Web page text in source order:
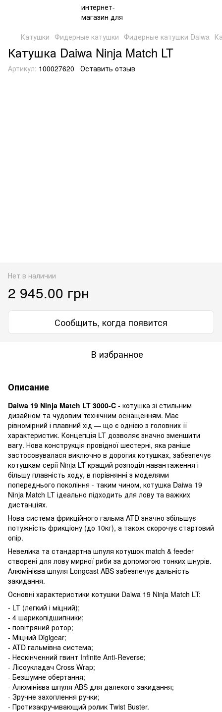
Катушки Фидерные катушки Фидерные катушки Daiwa
Катушка Daiwa Ninja Match LT
Артикул: 100027620 Оставить отзыв
Нет в наличии
2 945.00 грн
Сообщить, когда появится
В избранное
Описание
Daiwa 19 Ninja Match LT 3000-C - котушка зі стильним
дизайном та чудовим технічним оснащенням. Має
рівномірний і плавний хід — що є однією з головних її
характеристик. Концепція LT дозволяє значно зменшити
вагу. Нова конструкція провідної шестерні, яка раніше
застосовувалася виключно в дорогих котушках, забезпечує
котушкам серії Ninja LT кращий розподіл навантаження і
більшу плавність ходу, в порівнянні з моделями
попереднього покоління - таким чином, котушка Daiwa 19
Ninja Match LT ідеально підходить для лову та важких
дистанціях.
Нова система фрикційного гальма ATD значно збільшує
потужність фрикціону (до 10кг), а також скорочує стартовий
опір.
Невелика та стандартна шпуля котушок match & feeder
створені для лову мирної риби за допомогою тонких шнурів.
Алюмінієва шпуля Longcast ABS забезпечує дальність
закидання.
Основні характеристики котушки Daiwa 19 Ninja Match LT:
- LT (легкий і міцний);
- 4 шарикопідшипники;
- повітряний ротор;
- Міцний Digigear;
- ATD гальмівна система;
- Нескінченний гвинт Infinite Anti-Reverse;
- Лісоукладач Cross Wrap;
- Безшумне обертання;
- Алюмінієва шпуля ABS для далекого закидання;
- Зручне захоплення ручки;
- Протизакручивающий ролик Twist Buster.